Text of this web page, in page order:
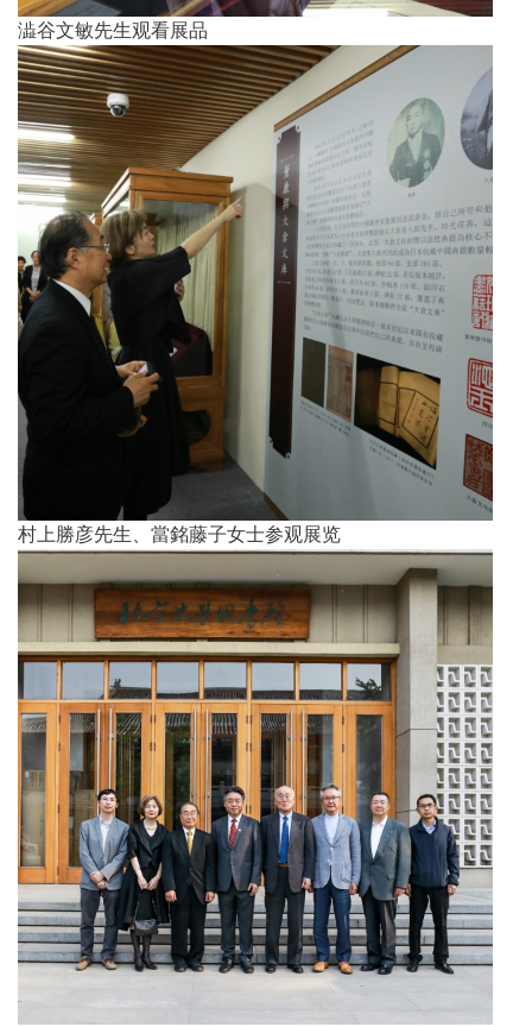
澁谷文敏先生观看展品
村上勝彦先生、當銘藤子女士参观展览